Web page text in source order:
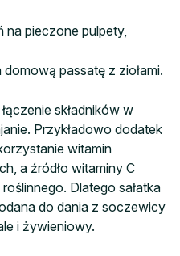
na pieczone pulpety,
passatę z ziołami.
składników w
Przykładowo dodatek
witamin
a źródło witaminy C
Dlatego sałatka
do dania z soczewicy
i żywieniowy.